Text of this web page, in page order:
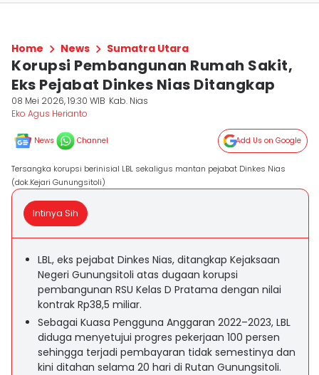
Home News Sumatra Utara
Korupsi Pembangunan Rumah Sakit,
Eks Pejabat Dinkes Nias Ditangkap
08 Mei 2026, 19:30 WIB Kab. Nias
Eko Agus Herianto
News Channel Add Us on Google
Tersangka korupsi berinisial LBL sekaligus mantan pejabat Dinkes Nias
(dok.Kejari Gunungsitoli)
Intinya Sih
LBL, eks pejabat Dinkes Nias, ditangkap Kejaksaan
Negeri Gunungsitoli atas dugaan korupsi
pembangunan RSU Kelas D Pratama dengan nilai
kontrak Rp38,5 miliar.
Sebagai Kuasa Pengguna Anggaran 2022–2023, LBL
diduga menyetujui progres pekerjaan 100 persen
sehingga terjadi pembayaran tidak semestinya dan
kini ditahan selama 20 hari di Rutan Gunungsitoli.